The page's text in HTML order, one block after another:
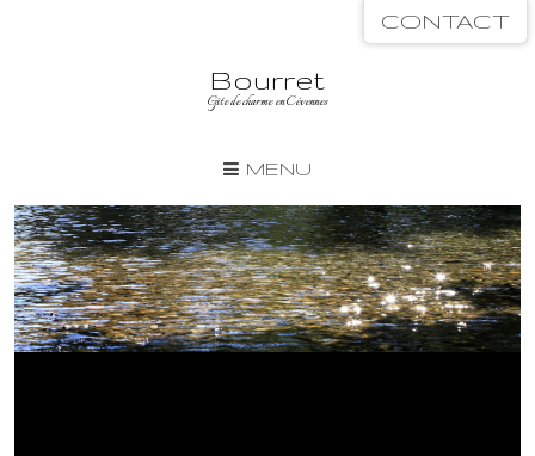
Bourret
Gîte de charme en Cévennes
MENU
CONTACT